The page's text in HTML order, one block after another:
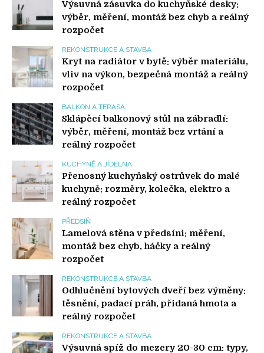
Výsuvná zásuvka do kuchyňské desky:
výběr, měření, montáž bez chyb a reálný
rozpočet
REKONSTRUKCE A STAVBA
Kryt na radiátor v bytě: výběr materiálu,
vliv na výkon, bezpečná montáž a reálný
rozpočet
BALKON A TERASA
Sklápěcí balkonový stůl na zábradlí:
výběr, měření, montáž bez vrtání a
reálný rozpočet
KUCHYNĚ A JÍDELNA
Přenosný kuchyňský ostrůvek do malé
kuchyně: rozměry, kolečka, elektro a
reálný rozpočet
PŘEDSÍŇ
Lamelová stěna v předsíni: měření,
montáž bez chyb, háčky a reálný
rozpočet
REKONSTRUKCE A STAVBA
Odhlučnění bytových dveří bez výměny:
těsnění, padací práh, přidaná hmota a
reálný rozpočet
REKONSTRUKCE A STAVBA
Výsuvná spíž do mezery 20-30 cm: typy,